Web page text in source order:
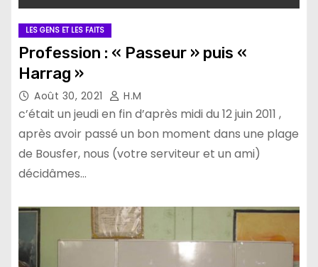
LES GENS ET LES FAITS
Profession : « Passeur » puis «
Harrag »
Août 30, 2021 H.M
c’était un jeudi en fin d’après midi du 12 juin 2011 ,
après avoir passé un bon moment dans une plage
de Bousfer, nous (votre serviteur et un ami)
décidâmes…